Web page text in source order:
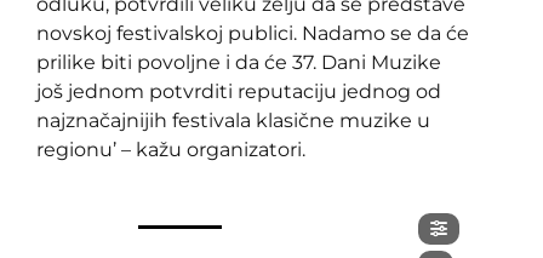
novskoj festivalskoj publici. Nadamo se da će
prilike biti povoljne i da će 37. Dani Muzike
još jednom potvrditi reputaciju jednog od
najznačajnijih festivala klasične muzike u
regionu’ – kažu organizatori.